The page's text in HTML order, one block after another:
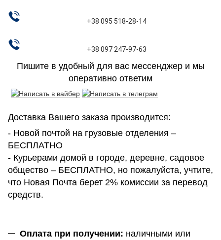
+38 095 518-28-14
+38 097 247-97-63
Пишите в удобный для вас мессенджер и мы
оперативно ответим
Доставка Вашего заказа производится:
- Новой почтой на грузовые отделения –
БЕСПЛАТНО
- Курьерами домой в городе, деревне, садовое
общество – БЕСПЛАТНО, но пожалуйста, учтите,
что Новая Почта берет 2% комиссии за перевод
средств.
Оплата при получении: наличными или